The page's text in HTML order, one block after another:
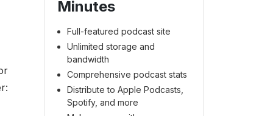
Minutes
Full-featured podcast site
Unlimited storage and
bandwidth
Comprehensive podcast stats
Distribute to Apple Podcasts,
Spotify, and more